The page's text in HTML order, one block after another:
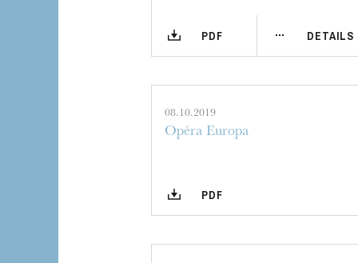
PDF DETAILS
08.10.2019
Opéra Europa
PDF